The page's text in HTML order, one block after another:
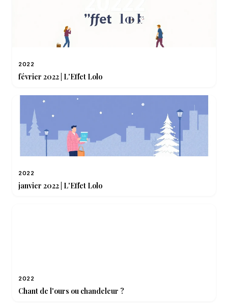
2022
février 2022 | L'Effet Lolo
2022
janvier 2022 | L'Effet Lolo
2022
Chant de l'ours ou chandeleur ?